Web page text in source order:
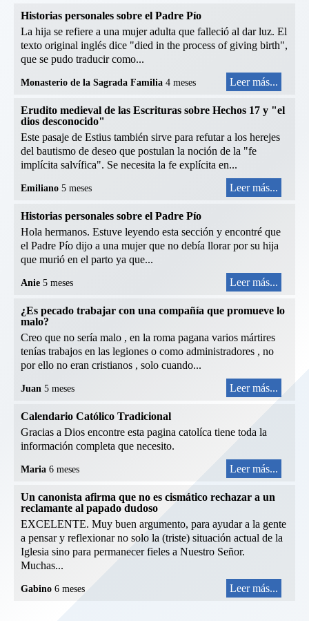
Historias personales sobre el Padre Pío
La hija se refiere a una mujer adulta que falleció al dar luz. El
texto original inglés dice "died in the process of giving birth",
que se pudo traducir como...
Monasterio de la Sagrada Familia 4 meses Leer más...
Erudito medieval de las Escrituras sobre Hechos 17 y "el
dios desconocido"
Este pasaje de Estius también sirve para refutar a los herejes
del bautismo de deseo que postulan la noción de la "fe
implícita salvífica". Se necesita la fe explícita en...
Emiliano 5 meses Leer más...
Historias personales sobre el Padre Pío
Hola hermanos. Estuve leyendo esta sección y encontré que
el Padre Pío dijo a una mujer que no debía llorar por su hija
que murió en el parto ya que...
Anie 5 meses Leer más...
¿Es pecado trabajar con una compañía que promueve lo
malo?
Creo que no sería malo , en la roma pagana varios mártires
tenías trabajos en las legiones o como administradores , no
por ello no eran cristianos , solo cuando...
Juan 5 meses Leer más...
Calendario Católico Tradicional
Gracias a Dios encontre esta pagina catolíca tiene toda la
información completa que necesito.
Maria 6 meses Leer más...
Un canonista afirma que no es cismático rechazar a un
reclamante al papado dudoso
EXCELENTE. Muy buen argumento, para ayudar a la gente
a pensar y reflexionar no solo la (triste) situación actual de la
Iglesia sino para permanecer fieles a Nuestro Señor.
Muchas...
Gabino 6 meses Leer más...